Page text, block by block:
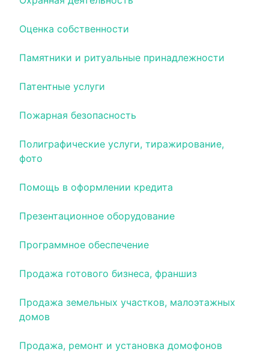
Оценка собственности
Памятники и ритуальные принадлежности
Патентные услуги
Пожарная безопасность
Полиграфические услуги, тиражирование,
фото
Помощь в оформлении кредита
Презентационное оборудование
Программное обеспечение
Продажа готового бизнеса, франшиз
Продажа земельных участков, малоэтажных
домов
Продажа, ремонт и установка домофонов